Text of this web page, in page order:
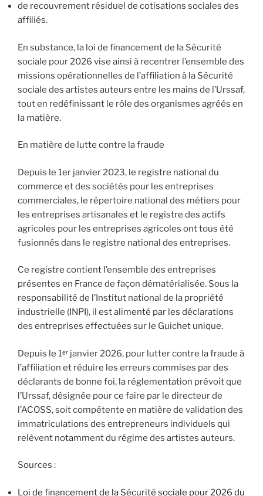
de recouvrement résiduel de cotisations sociales des
affiliés.
En substance, la loi de financement de la Sécurité
sociale pour 2026 vise ainsi à recentrer l’ensemble des
missions opérationnelles de l’affiliation à la Sécurité
sociale des artistes auteurs entre les mains de l’Urssaf,
tout en redéfinissant le rôle des organismes agréés en
la matière.
En matière de lutte contre la fraude
Depuis le 1er janvier 2023, le registre national du
commerce et des sociétés pour les entreprises
commerciales, le répertoire national des métiers pour
les entreprises artisanales et le registre des actifs
agricoles pour les entreprises agricoles ont tous été
fusionnés dans le registre national des entreprises.
Ce registre contient l’ensemble des entreprises
présentes en France de façon dématérialisée. Sous la
responsabilité de l’Institut national de la propriété
industrielle (INPI), il est alimenté par les déclarations
des entreprises effectuées sur le Guichet unique.
Depuis le 1ᵉʳ janvier 2026, pour lutter contre la fraude à
l’affiliation et réduire les erreurs commises par des
déclarants de bonne foi, la réglementation prévoit que
l’Urssaf, désignée pour ce faire par le directeur de
l’ACOSS, soit compétente en matière de validation des
immatriculations des entrepreneurs individuels qui
relèvent notamment du régime des artistes auteurs.
Sources :
Loi de financement de la Sécurité sociale pour 2026 du